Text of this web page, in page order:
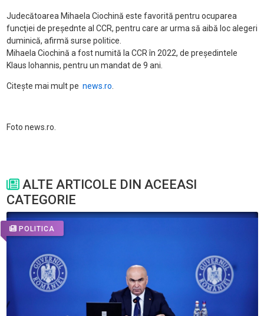
Judecătoarea Mihaela Ciochină este favorită pentru ocuparea
funcţiei de preşednte al CCR, pentru care ar urma să aibă loc alegeri
duminică, afirmă surse politice.
Mihaela Ciochină a fost numită la CCR în 2022, de preşedintele
Klaus Iohannis, pentru un mandat de 9 ani.
Citește mai mult pe news.ro.
Foto news.ro.
ALTE ARTICOLE DIN ACEEASI
CATEGORIE
POLITICA